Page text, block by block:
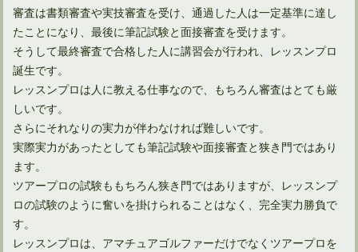
審査は書類審査や実技審査を受け、通過した人は一定基準に達し
たことになり、最後に筆記試験と面接審査を受けます。
そうして最終審査で合格した人に講習会が行われ、レッスンプロ
誕生です。
レッスンプロは人に教える仕事なので、もちろん審査はとても厳
しいです。
さらにそれなりの実力が伴わなければ難しいです。
実際実力があったとしても筆記試験や面接審査と狭き門ではあり
ます。
ツアープロの試験ももちろん狭き門ではありますが、レッスンプ
ロの試験のように奮いを掛けられることはなく、完全実力勝負で
す。
レッスンプロは、アマチュアゴルファーだけでなくツアープロを